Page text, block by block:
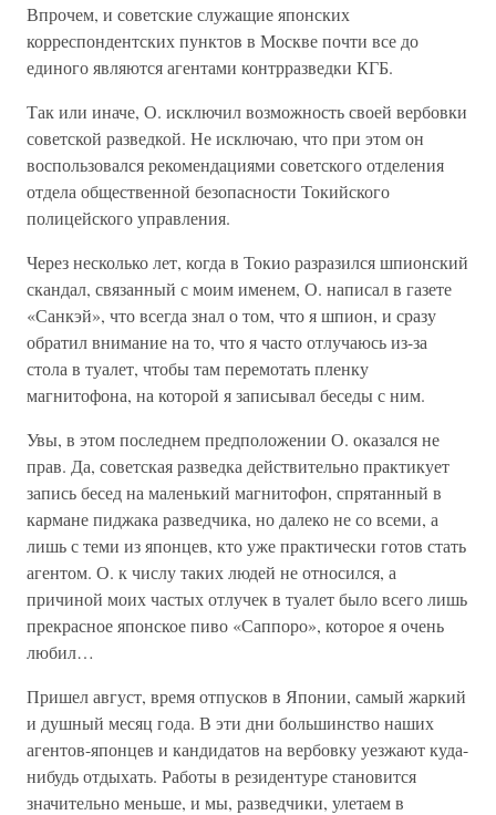
Впрочем, и советские служащие японских
корреспондентских пунктов в Москве почти все до
единого являются агентами контрразведки КГБ.
Так или иначе, О. исключил возможность своей вербовки
советской разведкой. Не исключаю, что при этом он
воспользовался рекомендациями советского отделения
отдела общественной безопасности Токийского
полицейского управления.
Через несколько лет, когда в Токио разразился шпионский
скандал, связанный с моим именем, О. написал в газете
«Санкэй», что всегда знал о том, что я шпион, и сразу
обратил внимание на то, что я часто отлучаюсь из-за
стола в туалет, чтобы там перемотать пленку
магнитофона, на которой я записывал беседы с ним.
Увы, в этом последнем предположении О. оказался не
прав. Да, советская разведка действительно практикует
запись бесед на маленький магнитофон, спрятанный в
кармане пиджака разведчика, но далеко не со всеми, а
лишь с теми из японцев, кто уже практически готов стать
агентом. О. к числу таких людей не относился, а
причиной моих частых отлучек в туалет было всего лишь
прекрасное японское пиво «Саппоро», которое я очень
любил…
Пришел август, время отпусков в Японии, самый жаркий
и душный месяц года. В эти дни большинство наших
агентов-японцев и кандидатов на вербовку уезжают куда-
нибудь отдыхать. Работы в резидентуре становится
значительно меньше, и мы, разведчики, улетаем в